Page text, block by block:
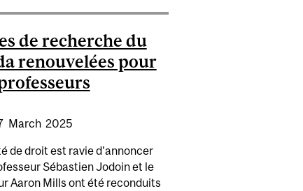
de recherche du
renouvelées pour
March 2025
de droit est ravie d’annoncer
Sébastien Jodoin et le
Aaron Mills ont été reconduits